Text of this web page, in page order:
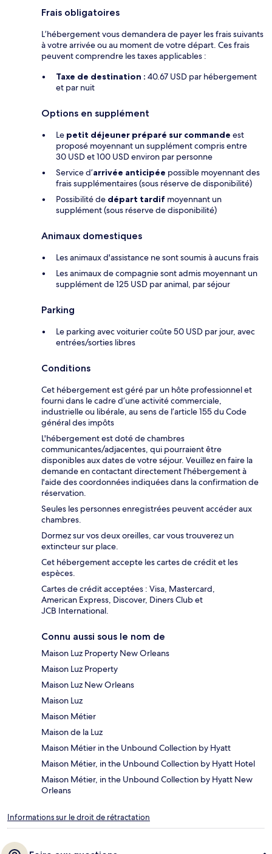
Frais obligatoires
L’hébergement vous demandera de payer les frais suivants
à votre arrivée ou au moment de votre départ. Ces frais
peuvent comprendre les taxes applicables :
Taxe de destination : 40.67 USD par hébergement
et par nuit
Options en supplément
Le petit déjeuner préparé sur commande est
proposé moyennant un supplément compris entre
30 USD et 100 USD environ par personne
Service d’arrivée anticipée possible moyennant des
frais supplémentaires (sous réserve de disponibilité)
Possibilité de départ tardif moyennant un
supplément (sous réserve de disponibilité)
Animaux domestiques
Les animaux d'assistance ne sont soumis à aucuns frais
Les animaux de compagnie sont admis moyennant un
supplément de 125 USD par animal, par séjour
Parking
Le parking avec voiturier coûte 50 USD par jour, avec
entrées/sorties libres
Conditions
Cet hébergement est géré par un hôte professionnel et
fourni dans le cadre d’une activité commerciale,
industrielle ou libérale, au sens de l’article 155 du Code
général des impôts
L'hébergement est doté de chambres
communicantes/adjacentes, qui pourraient être
disponibles aux dates de votre séjour. Veuillez en faire la
demande en contactant directement l'hébergement à
l'aide des coordonnées indiquées dans la confirmation de
réservation.
Seules les personnes enregistrées peuvent accéder aux
chambres.
Dormez sur vos deux oreilles, car vous trouverez un
extincteur sur place.
Cet hébergement accepte les cartes de crédit et les
espèces.
Cartes de crédit acceptées : Visa, Mastercard,
American Express, Discover, Diners Club et
JCB International.
Connu aussi sous le nom de
Maison Luz Property New Orleans
Maison Luz Property
Maison Luz New Orleans
Maison Luz
Maison Métier
Maison de la Luz
Maison Métier in the Unbound Collection by Hyatt
Maison Métier, in the Unbound Collection by Hyatt Hotel
Maison Métier, in the Unbound Collection by Hyatt New
Orleans
Informations sur le droit de rétractation